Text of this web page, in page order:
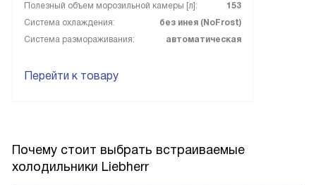
Полезный объем морозильной камеры [л]:
153
Система охлаждения:
без инея (NoFrost)
Система размораживания:
автоматическая
Перейти к товару
Почему стоит выбрать встраиваемые
холодильники Liebherr